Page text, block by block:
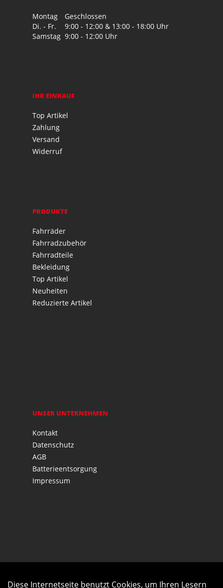
Montag
Geschlossen
Di. - Fr.
9:00 - 12:00 & 13:00 - 18:00 Uhr
Samstag 9:00 - 12:00 Uhr
IHR EINKAUF
Top Artikel
Zahlung
Versand
Widerruf
PRODUKTE
Fahrräder
Fahrradzubehör
Fahrradteile
Bekleidung
Top Artikel
Neuheiten
Reduzierte Artikel
UNSER UNTERNEHMEN
Kontakt
Datenschutz
AGB
Batterieentsorgung
Impressum
Diese Internetseite benutzt Cookies, um Ihren Lesern